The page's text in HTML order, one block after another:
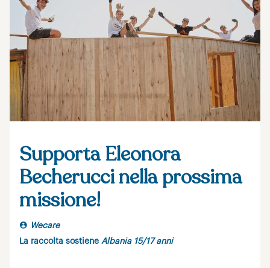
Supporta Eleonora
Becherucci nella prossima
missione!
Wecare
La raccolta sostiene Albania 15/17 anni